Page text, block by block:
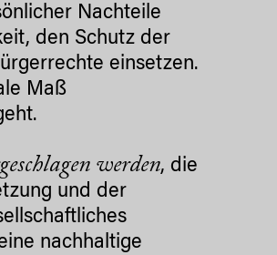
Nachteile
den Schutz der
einsetzen.
Maß
werden, die
und der
nachhaltige